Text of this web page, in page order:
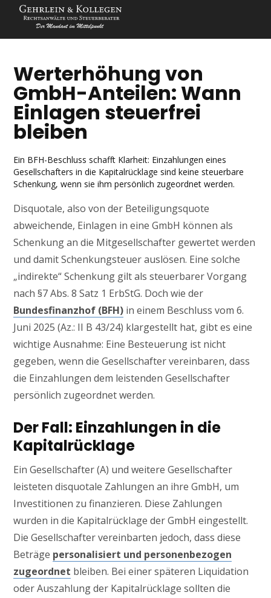
Werterhöhung von
GmbH-Anteilen: Wann
Einlagen steuerfrei
bleiben
Ein BFH-Beschluss schafft Klarheit: Einzahlungen eines
Gesellschafters in die Kapitalrücklage sind keine steuerbare
Schenkung, wenn sie ihm persönlich zugeordnet werden.
Disquotale, also von der Beteiligungsquote
abweichende, Einlagen in eine GmbH können als
Schenkung an die Mitgesellschafter gewertet werden
und damit Schenkungsteuer auslösen. Eine solche
„indirekte“ Schenkung gilt als steuerbarer Vorgang
nach §7 Abs. 8 Satz 1 ErbStG. Doch wie der
Bundesfinanzhof (BFH) in einem Beschluss vom 6.
Juni 2025 (Az.: II B 43/24) klargestellt hat, gibt es eine
wichtige Ausnahme: Eine Besteuerung ist nicht
gegeben, wenn die Gesellschafter vereinbaren, dass
die Einzahlungen dem leistenden Gesellschafter
persönlich zugeordnet werden.
Der Fall: Einzahlungen in die
Kapitalrücklage
Ein Gesellschafter (A) und weitere Gesellschafter
leisteten disquotale Zahlungen an ihre GmbH, um
Investitionen zu finanzieren. Diese Zahlungen
wurden in die Kapitalrücklage der GmbH eingestellt.
Die Gesellschafter vereinbarten jedoch, dass diese
Beträge personalisiert und personenbezogen
zugeordnet bleiben. Bei einer späteren Liquidation
oder Auszahlung der Kapitalrücklage sollten die